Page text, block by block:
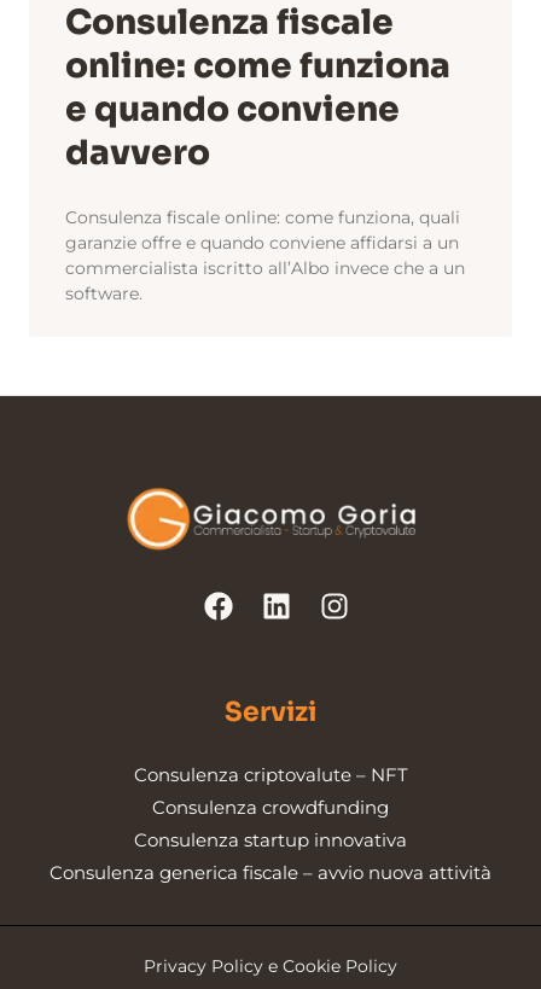
Consulenza fiscale
online: come funziona
e quando conviene
davvero
Consulenza fiscale online: come funziona, quali
garanzie offre e quando conviene affidarsi a un
commercialista iscritto all’Albo invece che a un
software.
Servizi
Consulenza criptovalute – NFT
Consulenza crowdfunding
Consulenza startup innovativa
Consulenza generica fiscale – avvio nuova attività
Privacy Policy e Cookie Policy